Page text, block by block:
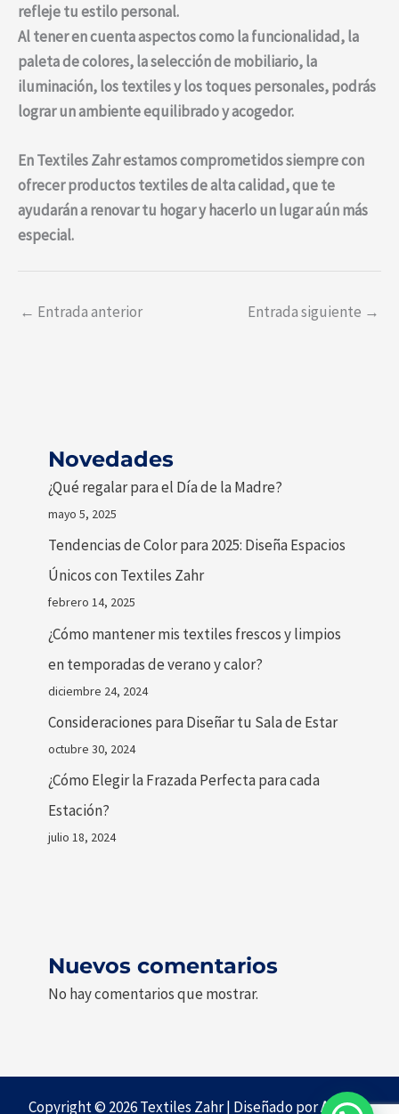
Novedades
¿Qué regalar para el Día de la Madre?
mayo 5, 2025
Tendencias de Color para 2025: Diseña Espacios
Únicos con Textiles Zahr
febrero 14, 2025
¿Cómo mantener mis textiles frescos y limpios
en temporadas de verano y calor?
diciembre 24, 2024
Consideraciones para Diseñar tu Sala de Estar
octubre 30, 2024
¿Cómo Elegir la Frazada Perfecta para cada
Estación?
julio 18, 2024
Nuevos comentarios
No hay comentarios que mostrar.
refleje tu estilo personal.
Al tener en cuenta aspectos como la funcionalidad, la
paleta de colores, la selección de mobiliario, la
iluminación, los textiles y los toques personales, podrás
lograr un ambiente equilibrado y acogedor.
En Textiles Zahr estamos comprometidos siempre con
ofrecer productos textiles de alta calidad, que te
ayudarán a renovar tu hogar y hacerlo un lugar aún más
especial.
← Entrada anterior Entrada siguiente →
Copyright © 2026 Textiles Zahr | Diseñado porAgencia